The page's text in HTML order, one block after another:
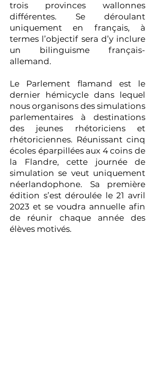
trois provinces wallonnes
différentes. Se déroulant
uniquement en français, à
termes l’objectif sera d’y inclure
un bilinguisme français-
allemand.
Le Parlement flamand est le
dernier hémicycle dans lequel
nous organisons des simulations
parlementaires à destinations
des jeunes rhétoriciens et
rhétoriciennes. Réunissant cinq
écoles éparpillées aux 4 coins de
la Flandre, cette journée de
simulation se veut uniquement
néerlandophone. Sa première
édition s’est déroulée le 21 avril
2023 et se voudra annuelle afin
de réunir chaque année des
élèves motivés.